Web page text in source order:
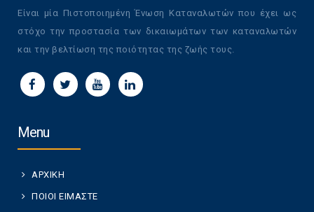
Είναι μία Πιστοποιημένη Ένωση Καταναλωτών που έχει ως
στόχο την προστασία των δικαιωμάτων των καταναλωτών
και την βελτίωση της ποιότητας της ζωής τους.
Menu
ΑΡΧΙΚΗ
ΠΟΙΟΙ ΕΙΜΑΣΤΕ